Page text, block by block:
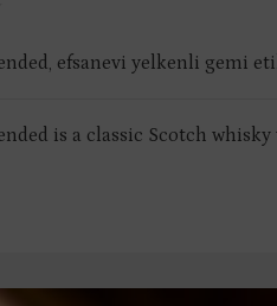
efsanevi yelkenli gemi
is a classic Scotch